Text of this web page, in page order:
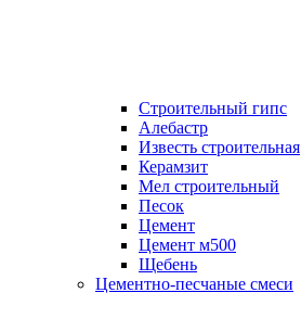
Строительный гипс
Алебастр
Известь строительная
Керамзит
Мел строительный
Песок
Цемент
Цемент м500
Щебень
Цементно-песчаные смеси